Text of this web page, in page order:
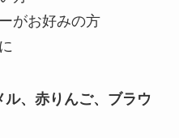
がお好みの方
、赤りんご、ブラウ